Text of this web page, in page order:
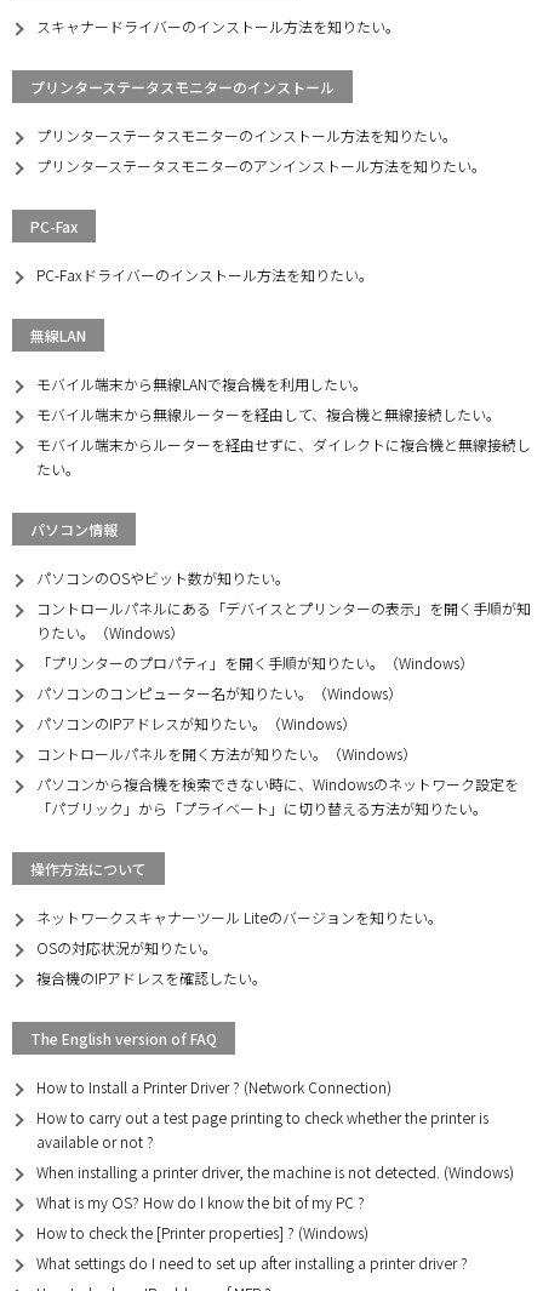
スキャナードライバーのインストール方法を知りたい。
プリンターステータスモニターのインストール
プリンターステータスモニターのインストール方法を知りたい。
プリンターステータスモニターのアンインストール方法を知りたい。
PC-Fax
PC-Faxドライバーのインストール方法を知りたい。
無線LAN
モバイル端末から無線LANで複合機を利用したい。
モバイル端末から無線ルーターを経由して、複合機と無線接続したい。
モバイル端末からルーターを経由せずに、ダイレクトに複合機と無線接続し
たい。
パソコン情報
パソコンのOSやビット数が知りたい。
コントロールパネルにある「デバイスとプリンターの表示」を開く手順が知
りたい。（Windows）
「プリンターのプロパティ」を開く手順が知りたい。（Windows）
パソコンのコンピューター名が知りたい。（Windows）
パソコンのIPアドレスが知りたい。（Windows）
コントロールパネルを開く方法が知りたい。（Windows）
パソコンから複合機を検索できない時に、Windowsのネットワーク設定を
「パブリック」から「プライベート」に切り替える方法が知りたい。
操作方法について
ネットワークスキャナーツール Liteのバージョンを知りたい。
OSの対応状況が知りたい。
複合機のIPアドレスを確認したい。
The English version of FAQ
How to Install a Printer Driver ? (Network Connection)
How to carry out a test page printing to check whether the printer is
available or not ?
When installing a printer driver, the machine is not detected. (Windows)
What is my OS? How do I know the bit of my PC ?
How to check the [Printer properties] ? (Windows)
What settings do I need to set up after installing a printer driver ?